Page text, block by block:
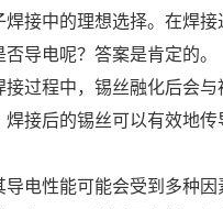
接中的理想选择。在焊
导电呢？答案是肯定的。
过程中，锡丝融化后会
接后的锡丝可以有效地传
电性能可能会受到多种